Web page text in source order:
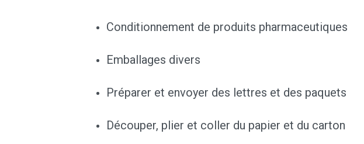
Conditionnement de produits pharmaceutiques
Emballages divers
Préparer et envoyer des lettres et des paquets
Découper, plier et coller du papier et du carton